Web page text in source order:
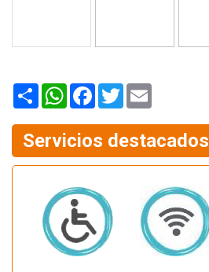
Share WhatsAppFacebook
Twitter
Servicios destacados